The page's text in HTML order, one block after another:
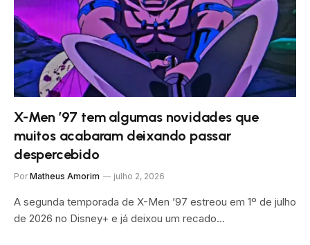
X-Men ’97 tem algumas novidades que
muitos acabaram deixando passar
despercebido
Por Matheus Amorim julho 2, 2026
A segunda temporada de X-Men ’97 estreou em 1º de julho
de 2026 no Disney+ e já deixou um recado…